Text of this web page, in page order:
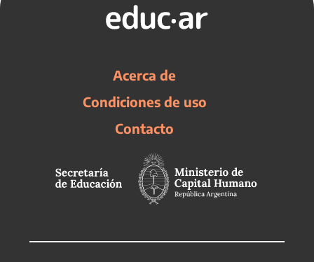
Acerca de
Condiciones de uso
Contacto